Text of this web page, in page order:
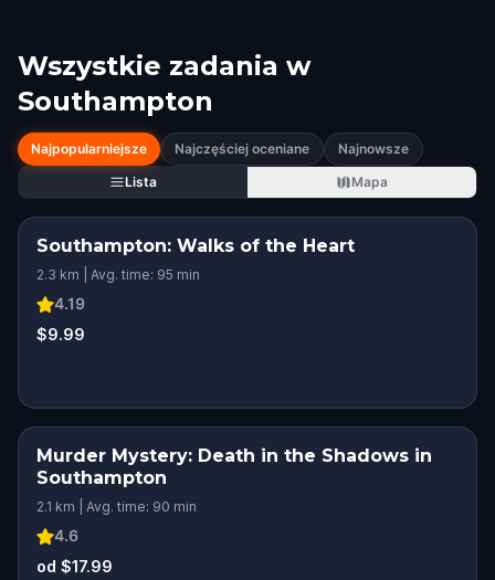
Wszystkie zadania w
Southampton
Najpopularniejsze Najczęściej oceniane
Najnowsze
Lista
Mapa
Southampton: Walks of the Heart
2.3 km | Avg. time: 95 min
4.19
$9.99
Murder Mystery: Death in the Shadows in
Southampton
2.1 km | Avg. time: 90 min
4.6
od $17.99